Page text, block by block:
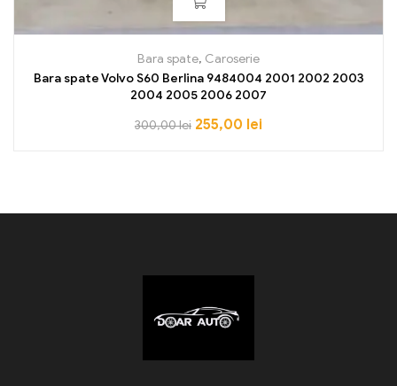
Bara spate, Caroserie
Bara spate Volvo S60 Berlina 9484004 2001 2002 2003
2004 2005 2006 2007
300,00lei 255,00 lei